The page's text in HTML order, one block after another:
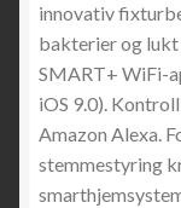
innovativ
bakterier og lukt
SMART+ WiFi-
iOS 9.0).
Amazon Alexa.
stemmestyring